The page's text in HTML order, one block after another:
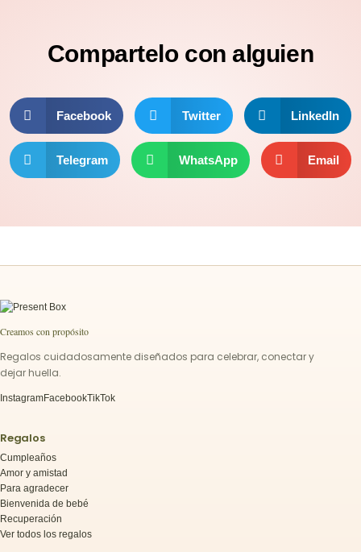
Compartelo con alguien
Facebook Twitter LinkedIn
Telegram WhatsApp Email
Creamos con propósito
Regalos cuidadosamente diseñados para celebrar, conectar y
dejar huella.
InstagramFacebookTikTok
Regalos
Cumpleaños
Amor y amistad
Para agradecer
Bienvenida de bebé
Recuperación
Ver todos los regalos